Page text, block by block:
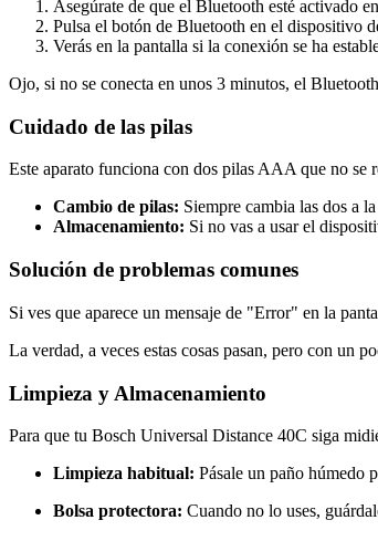
Asegúrate de que el Bluetooth esté activado
Pulsa el botón de Bluetooth en el dispositivo
Verás en la pantalla si la conexión se ha
Ojo, si no se conecta en unos 3 minutos, el
Cuidado de las pilas
Este aparato funciona con dos pilas AAA que no se
Cambio de pilas: Siempre cambia las dos a
Almacenamiento: Si no vas a usar el
Solución de problemas comunes
Si ves que aparece un mensaje de "Error" en la
La verdad, a veces estas cosas pasan, pero con un
Limpieza y Almacenamiento
Para que tu Bosch Universal Distance 40C siga
Limpieza habitual: Pásale un paño húmedo
Bolsa protectora: Cuando no lo uses,